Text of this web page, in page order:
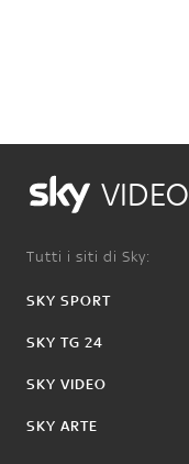
VIDEO
Tutti i siti di Sky:
SKY SPORT
SKY TG 24
SKY VIDEO
SKY ARTE